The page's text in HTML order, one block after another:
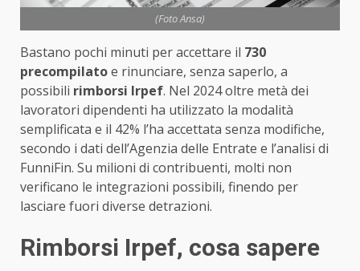
(Foto Ansa)
Bastano pochi minuti per accettare il 730
precompilatoe rinunciare, senza saperlo, a
possibili rimborsi Irpef. Nel 2024 oltre metà dei
lavoratori dipendenti ha utilizzato la modalità
semplificata e il 42% l’ha accettata senza modifiche,
secondo i dati dell’Agenzia delle Entrate e l’analisi di
FunniFin. Su milioni di contribuenti, molti non
verificano le integrazioni possibili, finendo per
lasciare fuori diverse detrazioni.
Rimborsi Irpef, cosa sapere